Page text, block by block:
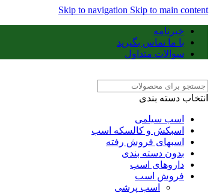
Skip to navigation Skip to main content
خبرنامه
با ما تماس بگیرید
سوالات متداول
انتخاب دسته بندی
اسب سیلمی
اسبکش و کالسکه اسب
اسبهای فروش رفته
بدون دسته بندی
داروهای اسب
فروش اسب
اسب پرشی